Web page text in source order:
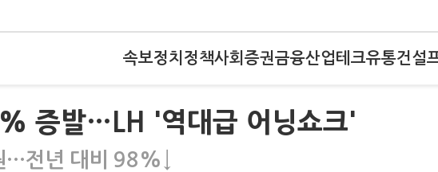
속보정치 정책사회 증권금융산업테크유통건설
증발…LH '역대급 어닝쇼크'
…전년 대비 98%↓